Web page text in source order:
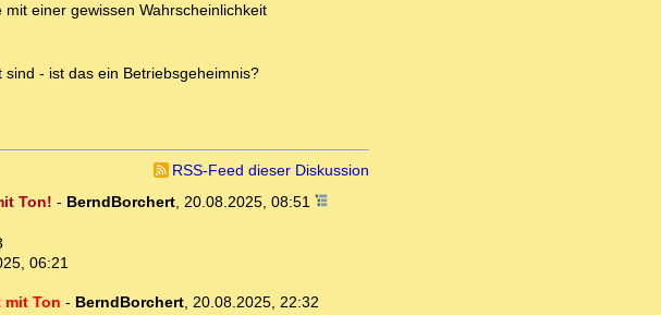
einer gewissen Wahrscheinlichkeit
- ist das ein Betriebsgeheimnis?
RSS-Feed dieser Diskussion
Ton! - BerndBorchert, 20.08.2025, 08:51
06:21
Ton - BerndBorchert, 20.08.2025, 22:32